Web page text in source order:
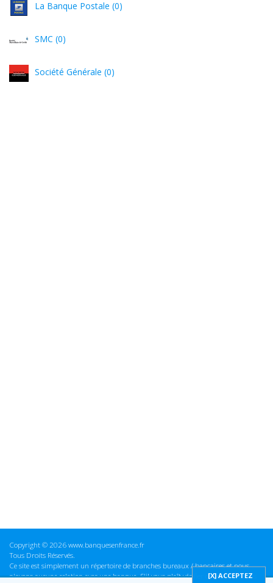
La Banque Postale (0)
SMC (0)
Société Générale (0)
Copyright © 2026 www.banquesenfrance.fr
Tous Droits Réservés.
Ce site est simplement un répertoire de branches bureaux / bancaires et nous
n'avons aucune relation avec une banque. S'il vous plaît vérifier ces informations